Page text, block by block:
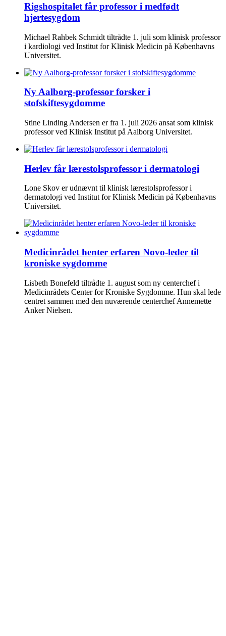
Rigshospitalet får professor i medfødt
hjertesygdom
Michael Rahbek Schmidt tiltrådte 1. juli som klinisk professor
i kardiologi ved Institut for Klinisk Medicin på Københavns
Universitet.
Ny Aalborg-professor forsker i
stofskiftesygdomme
Stine Linding Andersen er fra 1. juli 2026 ansat som klinisk
professor ved Klinisk Institut på Aalborg Universitet.
Herlev får lærestolsprofessor i dermatologi
Lone Skov er udnævnt til klinisk lærestolsprofessor i
dermatologi ved Institut for Klinisk Medicin på Københavns
Universitet.
Medicinrådet henter erfaren Novo-leder til
kroniske sygdomme
Lisbeth Bonefeld tiltrådte 1. august som ny centerchef i
Medicinrådets Center for Kroniske Sygdomme. Hun skal lede
centret sammen med den nuværende centerchef Annemette
Anker Nielsen.